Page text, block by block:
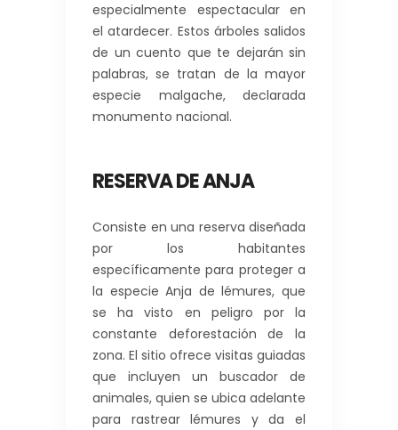
especialmente espectacular en
el atardecer. Estos árboles salidos
de un cuento que te dejarán sin
palabras, se tratan de la mayor
especie malgache, declarada
monumento nacional.
RESERVA DE ANJA
Consiste en una reserva diseñada
por los habitantes
específicamente para proteger a
la especie Anja de lémures, que
se ha visto en peligro por la
constante deforestación de la
zona. El sitio ofrece visitas guiadas
que incluyen un buscador de
animales, quien se ubica adelante
para rastrear lémures y da el